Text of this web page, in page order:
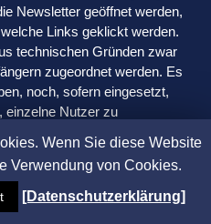
Newsletter geöffnet werden,
Links geklickt werden.
technischen Gründen zwar
zugeordnet werden. Es
noch, sofern eingesetzt,
einzelne Nutzer zu
zu erkennen und unsere
unterschiedliche Inhalte
Nutzer zu versenden.
Wenn Sie diese Website
Verwendung von Cookies.
[Datenschutzerklärung]